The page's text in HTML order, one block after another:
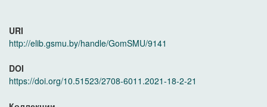
URI
http://elib.gsmu.by/handle/GomSMU/9141
DOI
https://doi.org/10.51523/2708-6011.2021-18-2-21